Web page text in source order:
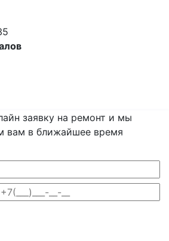
заявку на ремонт и мы
вам в ближайшее время